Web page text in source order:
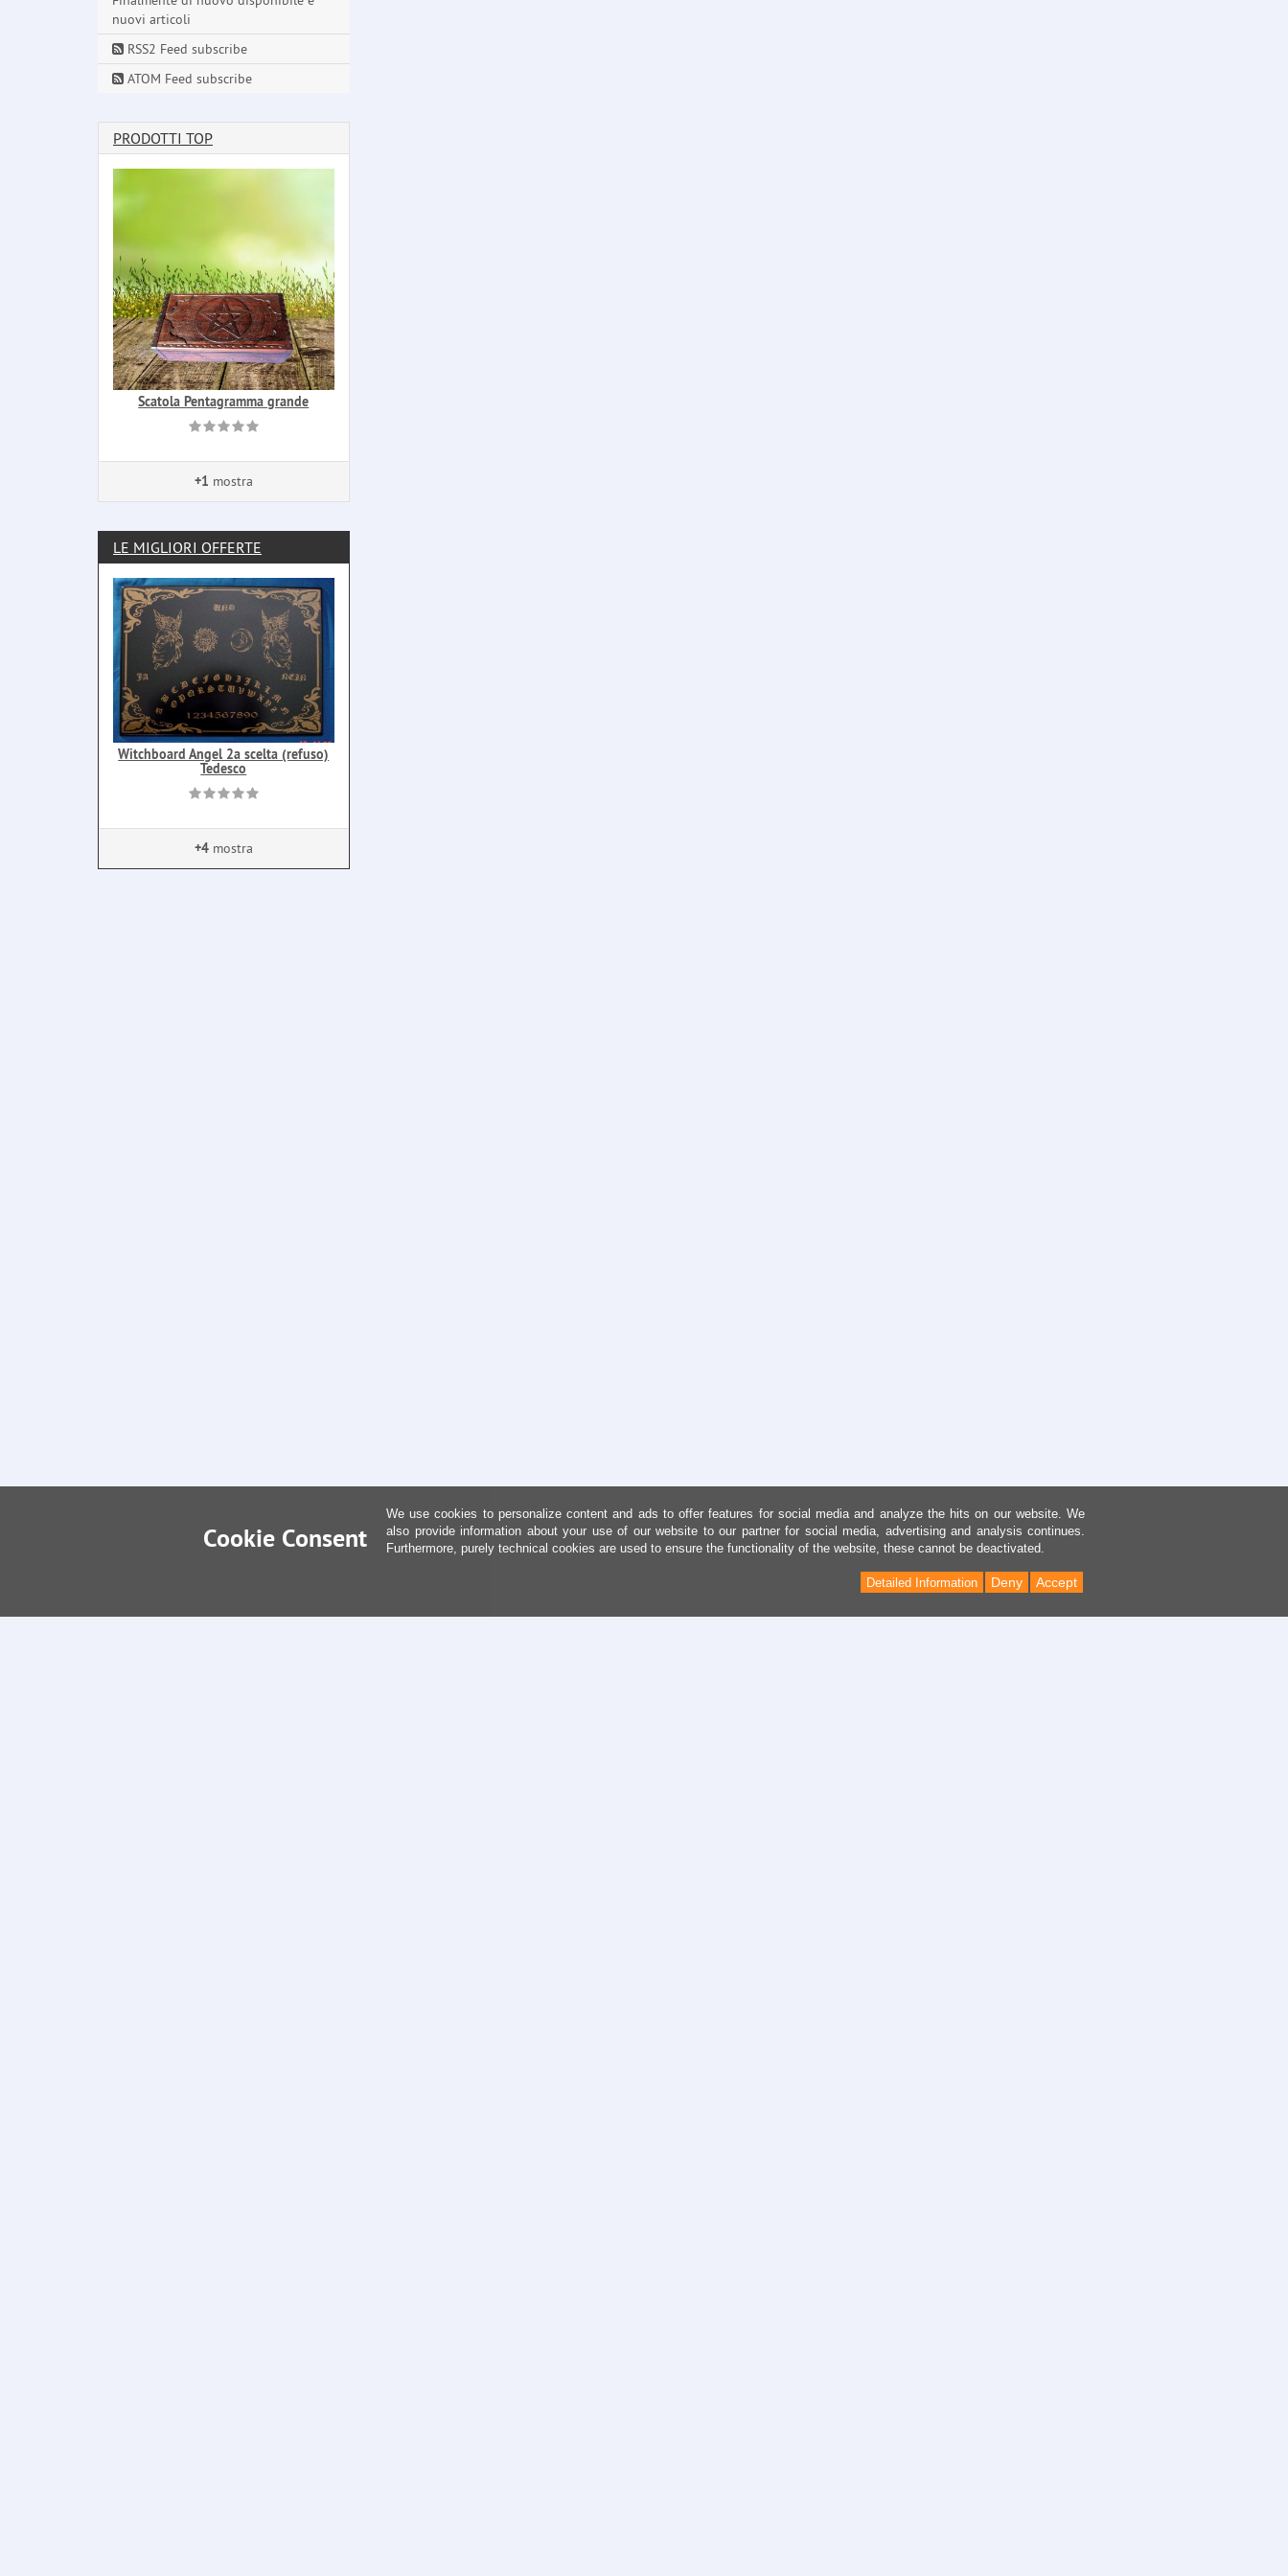
nuovi articoli
RSS2 Feed subscribe
ATOM Feed subscribe
PRODOTTI TOP
Scatola Pentagramma grande
+1 mostra
LE MIGLIORI OFFERTE
Witchboard Angel 2a scelta (refuso)
Tedesco
+4mostra
Cookie Consent
We use cookies to personalize content and ads to offer features for social media and analyze the hits on our website. We
also provide information about your use of our website to our partner for social media, advertising and analysis continues.
Furthermore, purely technical cookies are used to ensure the functionality of the website, these cannot be deactivated.
Accept
Deny
Detailed Information